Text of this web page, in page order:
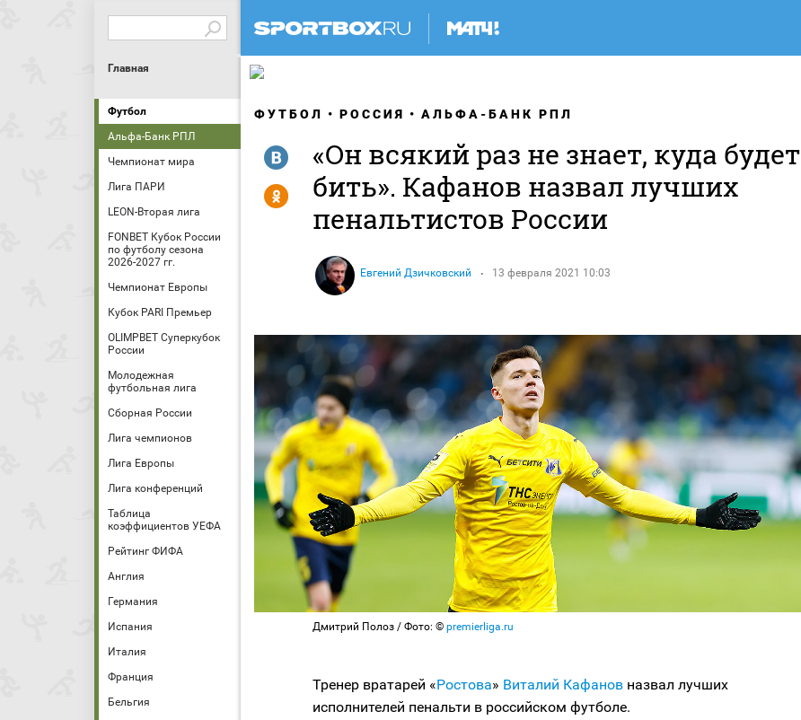
Главная
Футбол
Альфа-Банк РПЛ
Чемпионат мира
Лига ПАРИ
LEON-Вторая лига
FONBET Кубок России
по футболу сезона
2026-2027 гг.
Чемпионат Европы
Кубок PARI Премьер
OLIMPBET Суперкубок
России
Молодежная
футбольная лига
Сборная России
Лига чемпионов
Лига Европы
Лига конференций
Таблица
коэффициентов УЕФА
Рейтинг ФИФА
Англия
Германия
Испания
Италия
Франция
Бельгия
ФУТБОЛ РОССИЯ АЛЬФА-БАНК РПЛ
«Он всякий раз не знает, куда будет
бить». Кафанов назвал лучших
пенальтистов России
Евгений Дзичковский 13 февраля 2021 10:03
R
Y
Дмитрий Полоз / Фото: © premierliga.ru
Тренер вратарей «Ростова» Виталий Кафанов назвал лучших
исполнителей пенальти в российском футболе.